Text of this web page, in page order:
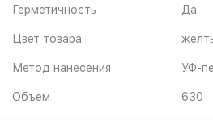
Герметичность Да
Цвет товара
Метод нанесения УФ-
Объем 630